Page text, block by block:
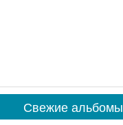
Свежие альбомы